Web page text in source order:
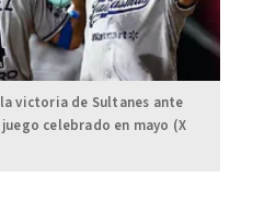
victoria de Sultanes ante
celebrado en mayo (X